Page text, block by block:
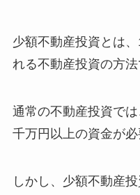
少額不動産投資とは
れる不動産投資の方法
通常の不動産投資で
千万円以上の資金が必
しかし、少額不動産投